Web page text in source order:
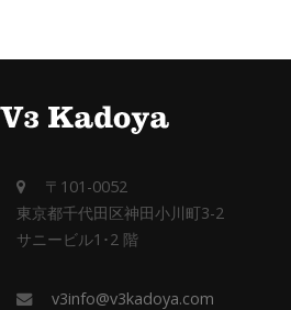
〒101-0052
東京都千代田区神田小川町3-2
サニービル1･2 階
v3info@v3kadoya.com